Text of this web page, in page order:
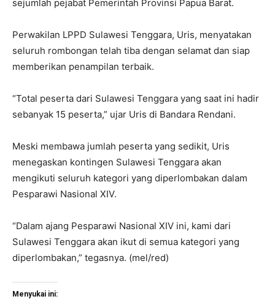
sejumlah pejabat Pemerintah Provinsi Papua Barat.
Perwakilan LPPD Sulawesi Tenggara, Uris, menyatakan
seluruh rombongan telah tiba dengan selamat dan siap
memberikan penampilan terbaik.
“Total peserta dari Sulawesi Tenggara yang saat ini hadir
sebanyak 15 peserta,” ujar Uris di Bandara Rendani.
Meski membawa jumlah peserta yang sedikit, Uris
menegaskan kontingen Sulawesi Tenggara akan
mengikuti seluruh kategori yang diperlombakan dalam
Pesparawi Nasional XIV.
“Dalam ajang Pesparawi Nasional XIV ini, kami dari
Sulawesi Tenggara akan ikut di semua kategori yang
diperlombakan,” tegasnya. (mel/red)
Menyukai ini: